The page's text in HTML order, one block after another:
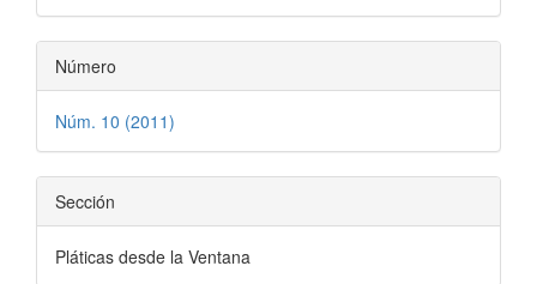
Número
Núm. 10 (2011)
Sección
Pláticas desde la Ventana